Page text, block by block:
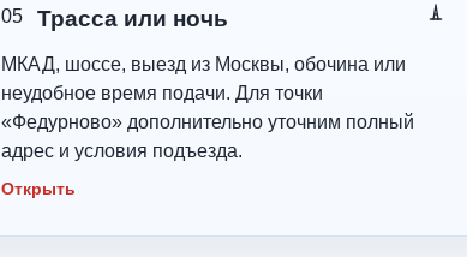
05 Трасса или ночь
МКАД, шоссе, выезд из Москвы, обочина или
неудобное время подачи. Для точки
«Федурново» дополнительно уточним полный
адрес и условия подъезда.
Открыть